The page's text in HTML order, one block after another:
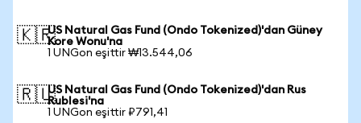
🇰🇷US Natural Gas Fund (Ondo Tokenized)'dan Güney
Kore Wonu'na
1 UNGon eşittir ₩13.544,06
🇷🇺US Natural Gas Fund (Ondo Tokenized)'dan Rus
Rublesi'na
1 UNGon eşittir ₽791,41